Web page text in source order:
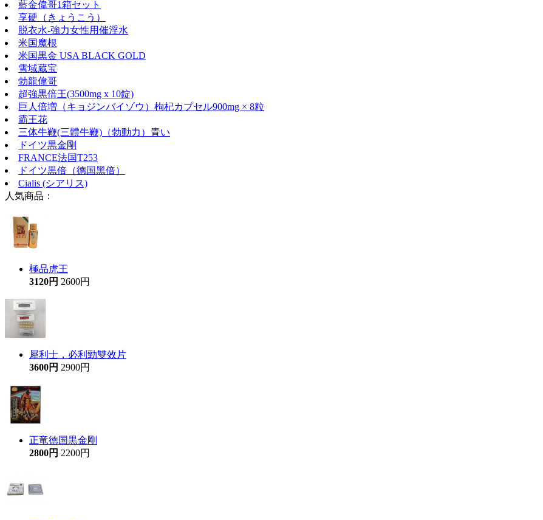
藍金偉哥1箱セット
享硬（きょうこう）
脱衣水-強力女性用催淫水
米国魔根
米国黒金 USA BLACK GOLD
雪域蔵宝
勃龍偉哥
超強黒倍王(3500mg x 10錠)
巨人倍増（キョジンバイゾウ）枸杞カプセル900mg × 8粒
霸王花
三体牛鞭(三體牛鞭)（勃動力）青い
ドイツ黒金剛
FRANCE法国T253
ドイツ黒倍（德国黑倍）
Cialis (シアリス)
人気商品：
極品虎王
3120円 2600円
犀利士，必利勁雙效片
3600円 2900円
正竜徳国黒金剛
2800円 2200円